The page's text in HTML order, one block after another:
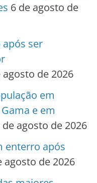
6 de agosto de
ser
agosto de 2026
em
e em
de agosto de 2026
enterro após
agosto de 2026